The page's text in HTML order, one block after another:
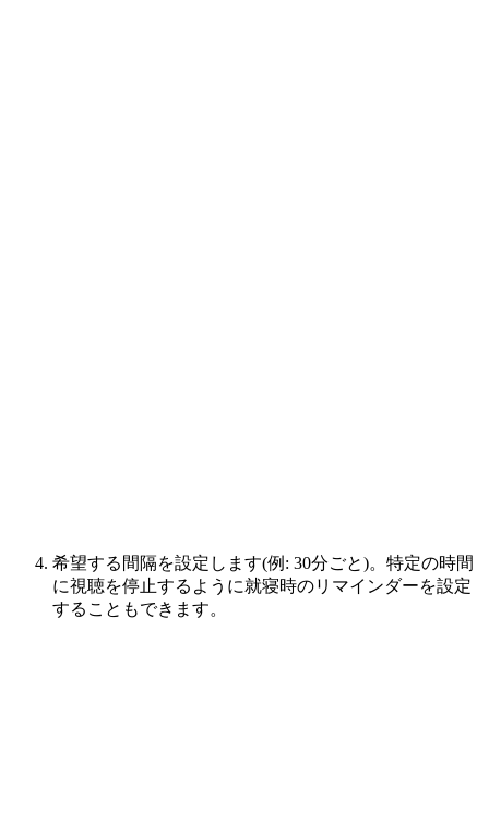
希望する間隔を設定します(例: 30分ごと)。特定の時間
に視聴を停止するように就寝時のリマインダーを設定
することもできます。